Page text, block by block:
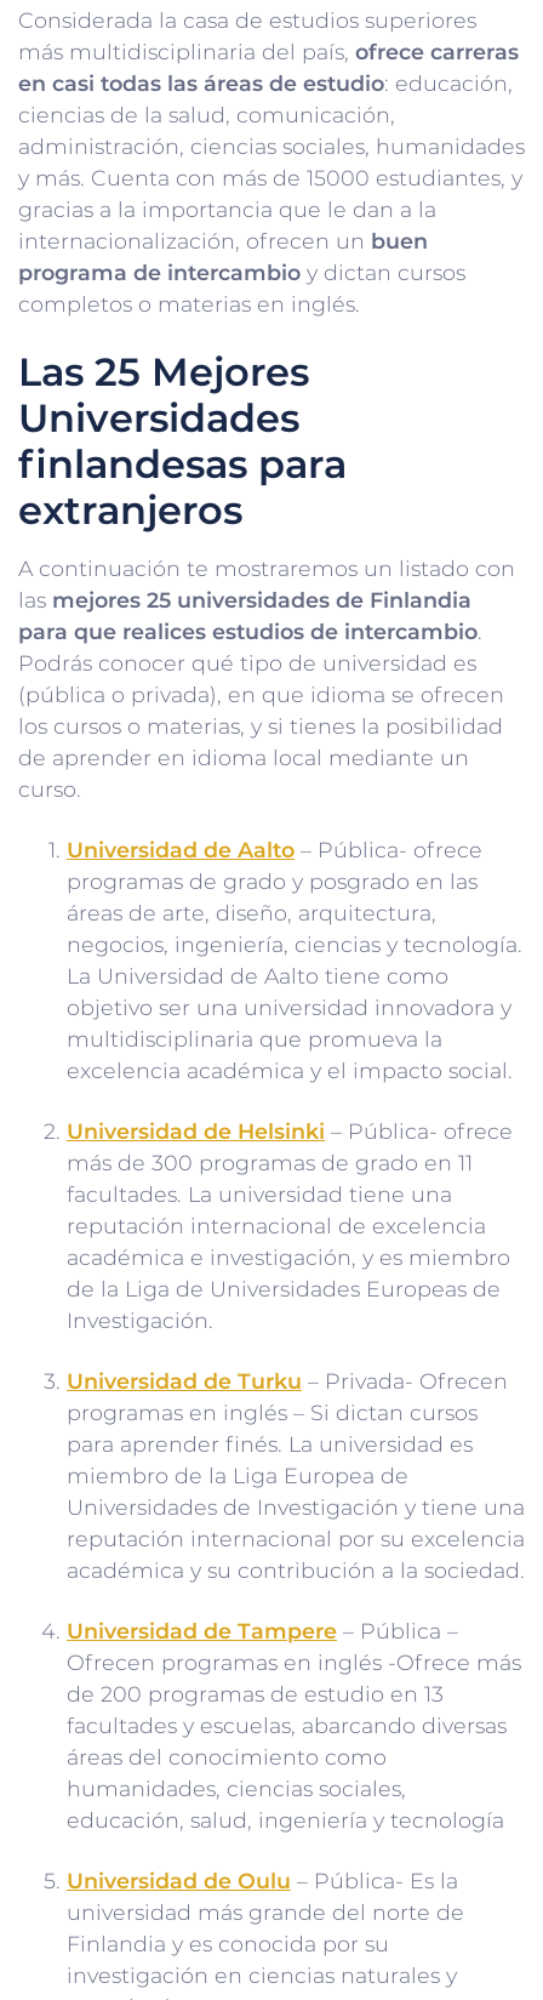
Considerada la casa de estudios superiores
más multidisciplinaria del país, ofrece carreras
en casi todas las áreas de estudio: educación,
ciencias de la salud, comunicación,
administración, ciencias sociales, humanidades
y más. Cuenta con más de 15000 estudiantes, y
gracias a la importancia que le dan a la
internacionalización, ofrecen un buen
programa de intercambio y dictan cursos
completos o materias en inglés.
Las 25 Mejores
Universidades
finlandesas para
extranjeros
A continuación te mostraremos un listado con
las mejores 25 universidades de Finlandia
para que realices estudios de intercambio.
Podrás conocer qué tipo de universidad es
(pública o privada), en que idioma se ofrecen
los cursos o materias, y si tienes la posibilidad
de aprender en idioma local mediante un
curso.
Universidad de Aalto – Pública- ofrece
programas de grado y posgrado en las
áreas de arte, diseño, arquitectura,
negocios, ingeniería, ciencias y tecnología.
La Universidad de Aalto tiene como
objetivo ser una universidad innovadora y
multidisciplinaria que promueva la
excelencia académica y el impacto social.
Universidad de Helsinki – Pública- ofrece
más de 300 programas de grado en 11
facultades. La universidad tiene una
reputación internacional de excelencia
académica e investigación, y es miembro
de la Liga de Universidades Europeas de
Investigación.
Universidad de Turku – Privada- Ofrecen
programas en inglés – Si dictan cursos
para aprender finés. La universidad es
miembro de la Liga Europea de
Universidades de Investigación y tiene una
reputación internacional por su excelencia
académica y su contribución a la sociedad.
Universidad de Tampere – Pública –
Ofrecen programas en inglés -Ofrece más
de 200 programas de estudio en 13
facultades y escuelas, abarcando diversas
áreas del conocimiento como
humanidades, ciencias sociales,
educación, salud, ingeniería y tecnología
Universidad de Oulu – Pública- Es la
universidad más grande del norte de
Finlandia y es conocida por su
investigación en ciencias naturales y